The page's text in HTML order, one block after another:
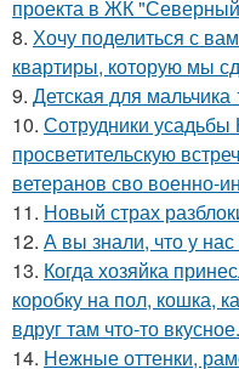
проекта в ЖК
8. Хочу поделиться с
квартиры, которую мы
9. Детская для мальчика
10. Сотрудники усадьбы
просветительскую
ветеранов сво военно-
11. Новый страх
12. А вы знали, что у
13. Когда хозяйка
коробку на пол, кошка,
вдруг там что-то вкусное.
14. Нежные оттенки,